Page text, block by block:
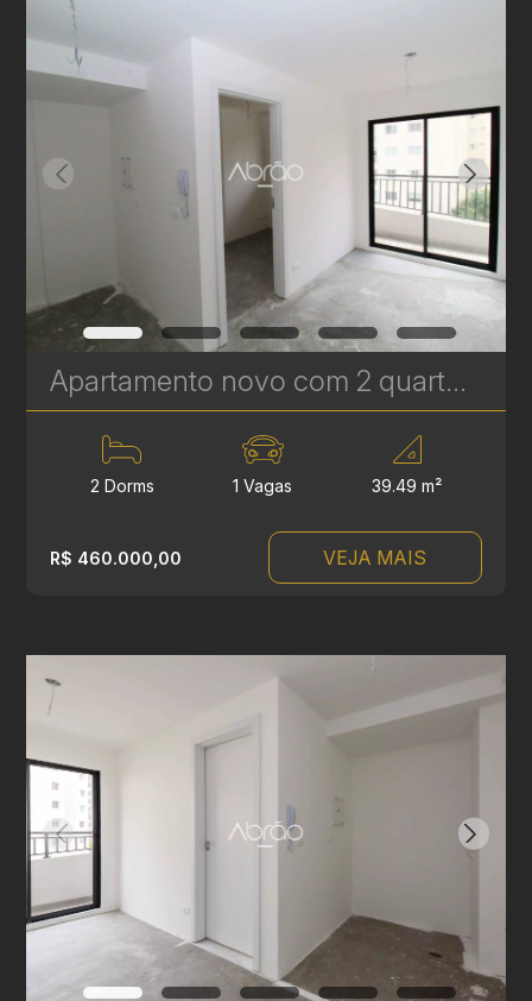
Apartamento novo com 2 quartos à Venda no Vila Izabel - 39 m² | Ref 646
2 Dorms 1 Vagas 39.49 m²
R$ 460.000,00 VEJA MAIS